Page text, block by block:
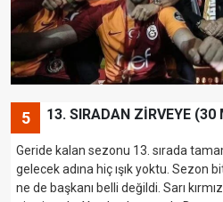
5 13. SIRADAN ZİRVEYE (30
Geride kalan sezonu 13. sırada
gelecek adına hiç ışık yoktu. Sezon
ne de başkanı belli değildi. Sarı